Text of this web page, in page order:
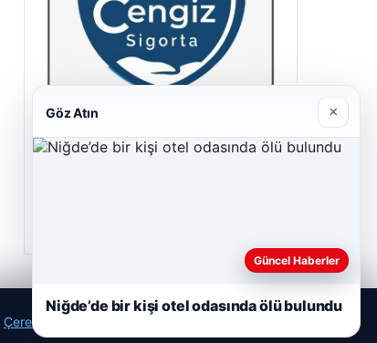
Çerez Politikamız
Göz Atın ×
Güncel Haberler
Niğde’de bir kişi otel odasında ölü bulundu